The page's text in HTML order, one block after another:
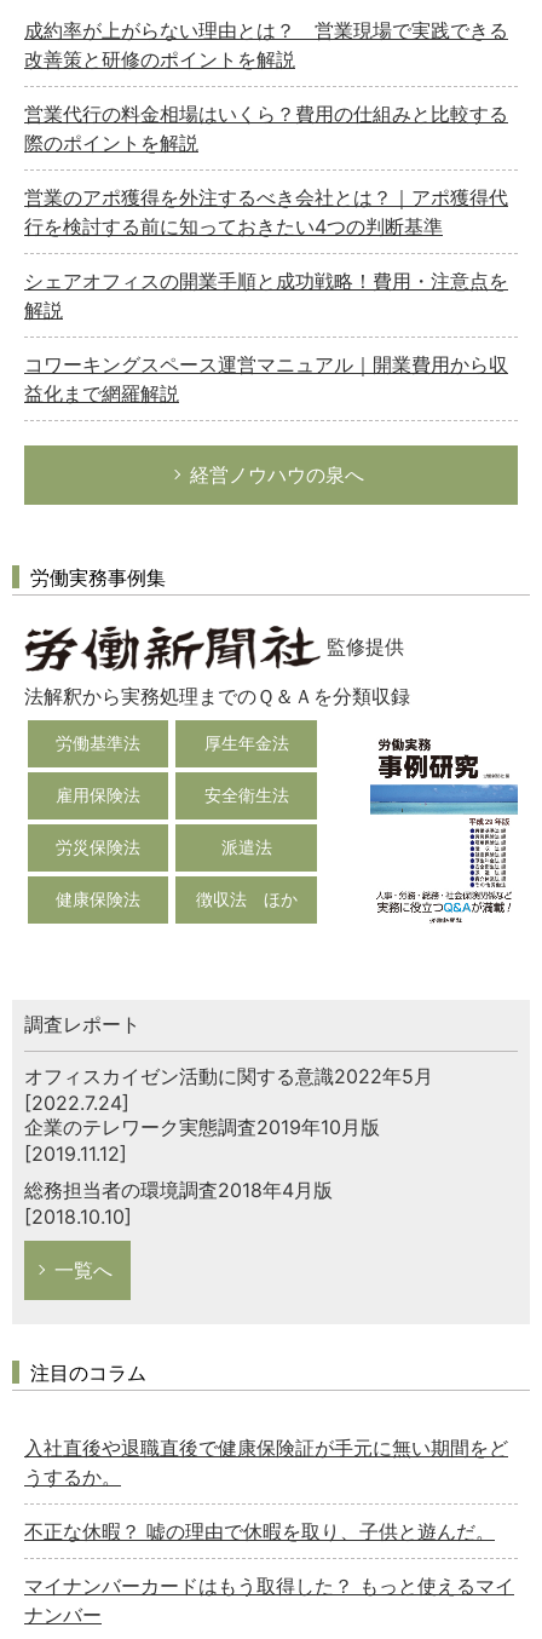
成約率が上がらない理由とは？ 営業現場で実践できる
改善策と研修のポイントを解説
営業代行の料金相場はいくら？費用の仕組みと比較する
際のポイントを解説
営業のアポ獲得を外注するべき会社とは？｜アポ獲得代
行を検討する前に知っておきたい4つの判断基準
シェアオフィスの開業手順と成功戦略！費用・注意点を
解説
コワーキングスペース運営マニュアル｜開業費用から収
益化まで網羅解説
経営ノウハウの泉へ
労働実務事例集
監修提供
法解釈から実務処理までのＱ＆Ａを分類収録
労働基準法 厚生年金法
雇用保険法 安全衛生法
労災保険法 派遣法
健康保険法 徴収法 ほか
調査レポート
オフィスカイゼン活動に関する意識2022年5月
[2022.7.24]
企業のテレワーク実態調査2019年10月版
[2019.11.12]
総務担当者の環境調査2018年4月版
[2018.10.10]
一覧へ
注目のコラム
入社直後や退職直後で健康保険証が手元に無い期間をど
うするか。
不正な休暇？ 嘘の理由で休暇を取り、子供と遊んだ。
マイナンバーカードはもう取得した？ もっと使えるマイ
ナンバー